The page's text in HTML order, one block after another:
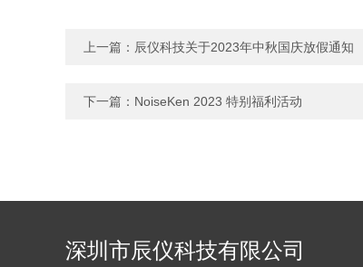
上一篇： 辰仪科技关于2023年中秋国庆放假通知
下一篇： NoiseKen 2023 特别福利活动
深圳市辰仪科技有限公司